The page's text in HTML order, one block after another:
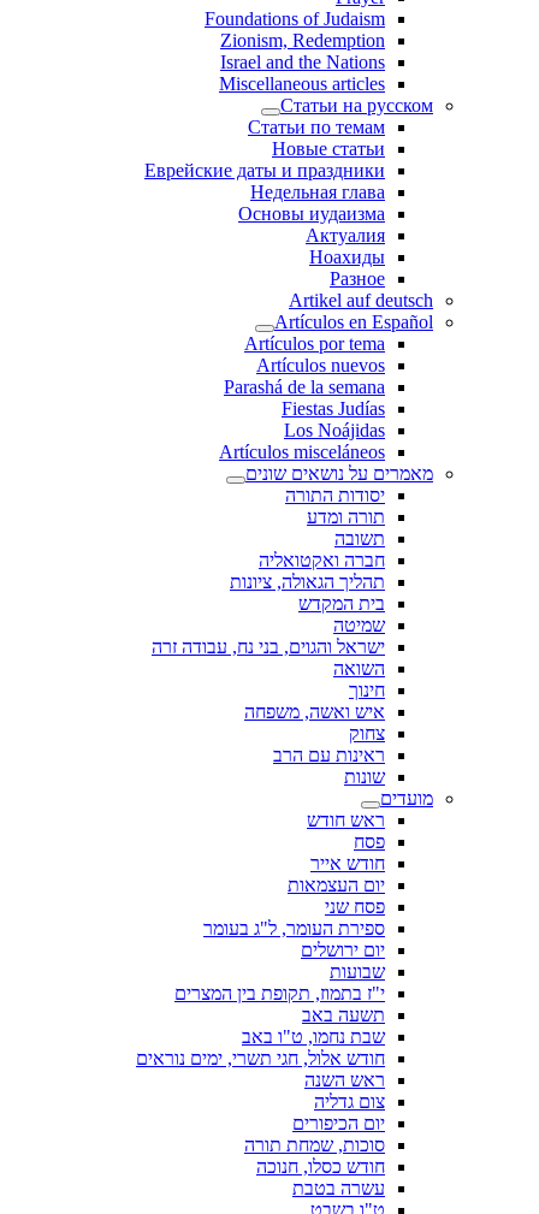
Foundations of Judaism
Zionism, Redemption
Israel and the Nations
Miscellaneous articles
Статьи на русском
Статьи по темам
Новые статьи
Еврейские даты и праздники
Недельная глава
Основы иудаизма
Актуалия
Ноахиды
Разное
Artikel auf deutsch
Artículos en Español
Artículos por tema
Artículos nuevos
Parashá de la semana
Fiestas Judías
Los Noájidas
Artículos misceláneos
מאמרים על נושאים שונים
יסודות התורה
תורה ומדע
תשובה
חברה ואקטואליה
תהליך הגאולה, ציונות
בית המקדש
שמיטה
ישראל והגוים, בני נח, עבודה זרה
השואה
חינוך
איש ואשה, משפחה
צחוק
ראינות עם הרב
שונות
מועדים
ראש חודש
פסח
חודש אייר
יום העצמאות
פסח שני
ספירת העומר, ל"ג בעומר
יום ירושלים
שבועות
י"ז בתמוז, תקופת בין המצרים
תשעה באב
שבת נחמו, ט"ו באב
חודש אלול, חגי תשרי, ימים נוראים
ראש השנה
צום גדליה
יום הכיפורים
סוכות, שמחת תורה
חודש כסלו, חנוכה
עשרה בטבת
ט"ו בשבט